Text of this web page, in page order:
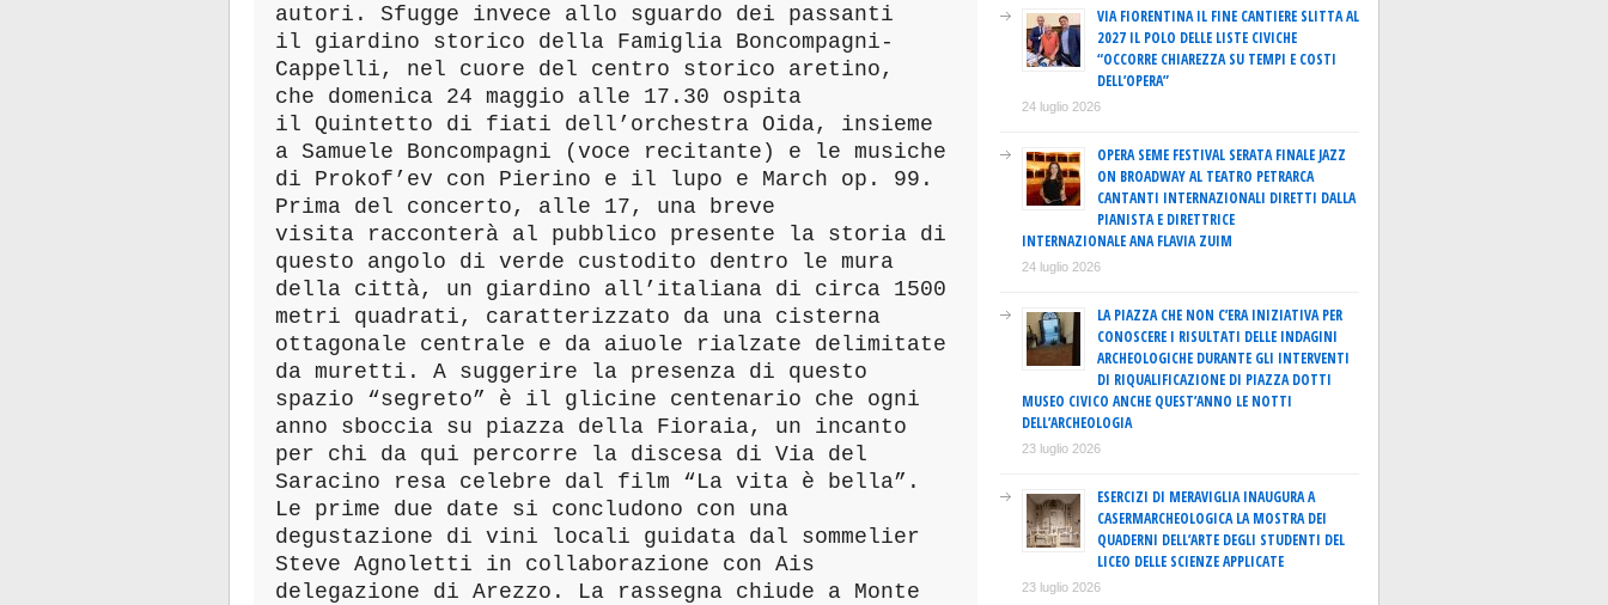
autori. Sfugge invece allo sguardo dei passanti
il giardino storico della Famiglia Boncompagni-
Cappelli, nel cuore del centro storico aretino,
che domenica 24 maggio alle 17.30 ospita
il Quintetto di fiati dell’orchestra Oida, insieme
a Samuele Boncompagni (voce recitante) e le musiche
di Prokof’ev con Pierino e il lupo e March op. 99.
Prima del concerto, alle 17, una breve
visita racconterà al pubblico presente la storia di
questo angolo di verde custodito dentro le mura
della città, un giardino all’italiana di circa 1500
metri quadrati, caratterizzato da una cisterna
ottagonale centrale e da aiuole rialzate delimitate
da muretti. A suggerire la presenza di questo
spazio “segreto” è il glicine centenario che ogni
anno sboccia su piazza della Fioraia, un incanto
per chi da qui percorre la discesa di Via del
Saracino resa celebre dal film “La vita è bella”.
Le prime due date si concludono con una
degustazione di vini locali guidata dal sommelier
Steve Agnoletti in collaborazione con Ais
delegazione di Arezzo. La rassegna chiude a Monte
VIA FIORENTINA IL FINE CANTIERE SLITTA AL
2027 IL POLO DELLE LISTE CIVICHE
“OCCORRE CHIAREZZA SU TEMPI E COSTI
DELL’OPERA”
24 luglio 2026
OPERA SEME FESTIVAL SERATA FINALE JAZZ
ON BROADWAY AL TEATRO PETRARCA
CANTANTI INTERNAZIONALI DIRETTI DALLA
PIANISTA E DIRETTRICE
INTERNAZIONALE ANA FLAVIA ZUIM
24 luglio 2026
LA PIAZZA CHE NON C’ERA INIZIATIVA PER
CONOSCERE I RISULTATI DELLE INDAGINI
ARCHEOLOGICHE DURANTE GLI INTERVENTI
DI RIQUALIFICAZIONE DI PIAZZA DOTTI
MUSEO CIVICO ANCHE QUEST’ANNO LE NOTTI
DELL’ARCHEOLOGIA
23 luglio 2026
ESERCIZI DI MERAVIGLIA INAUGURA A
CASERMARCHEOLOGICA LA MOSTRA DEI
QUADERNI DELL’ARTE DEGLI STUDENTI DEL
LICEO DELLE SCIENZE APPLICATE
23 luglio 2026